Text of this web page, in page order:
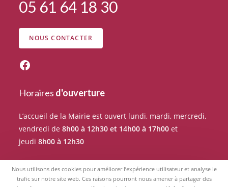
05 61 64 18 30
NOUS CONTACTER
Horaires d'ouverture
L’accueil de la Mairie est ouvert lundi, mardi, mercredi,
vendredi de8h00 à 12h30 et 14h00 à 17h00 et
jeudi8h00 à 12h30
Pour tout rendez-vous avec un élu du Conseil
municipal, merci de prendre RDV auprès de l’accueil de
Nous utilisons des cookies pour améliorer l’expérience utilisateur et analyse le
trafic sur notre site web. Ces raisons pourront nous amener à partager des